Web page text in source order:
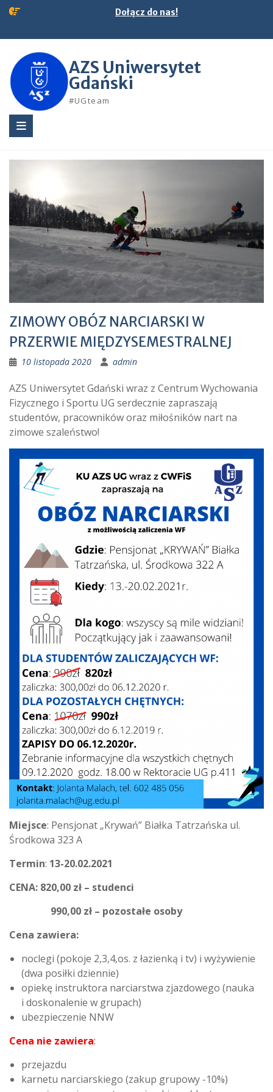
Skip
Dołącz do nas!
AZS Uniwersytet
Gdański
#UGteam
ZIMOWY OBÓZ NARCIARSKI W
PRZERWIE MIĘDZYSEMESTRALNEJ
10 listopada 2020 admin
AZS Uniwersytet Gdański wraz z Centrum Wychowania
Fizycznego i Sportu UG serdecznie zapraszają
studentów, pracowników oraz miłośników nart na
zimowe szaleństwo!
Miejsce: Pensjonat „Krywań” Białka Tatrzańska ul.
Środkowa 323 A
Termin: 13-20.02.2021
CENA: 820,00 zł – studenci
990,00 zł – pozostałe osoby
Cena zawiera:
noclegi (pokoje 2,3,4,os. z łazienką i tv) i wyżywienie
(dwa posiłki dziennie)
opiekę instruktora narciarstwa zjazdowego (nauka
i doskonalenie w grupach)
ubezpieczenie NNW
Cena nie zawiera:
przejazdu
karnetu narciarskiego (zakup grupowy -10%)